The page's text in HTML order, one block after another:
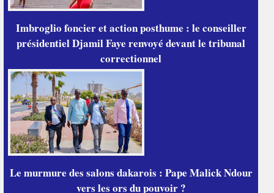
Imbroglio foncier et action posthume : le conseiller
présidentiel Djamil Faye renvoyé devant le tribunal
correctionnel
Le murmure des salons dakarois : Pape Malick Ndour
vers les ors du pouvoir ?